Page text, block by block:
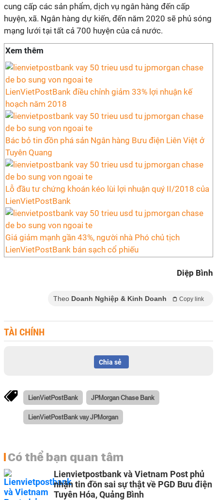
cung cấp các sản phẩm, dịch vụ ngân hàng đến cấp
huyện, xã. Ngân hàng dự kiến, đến năm 2020 sẽ phủ sóng
mạng lưới tại tất cả 700 huyện của cả nước.
Xem thêm
LienVietPostBank điều chỉnh giảm 33% lợi nhuận kế
hoạch năm 2018
Bác bỏ tin đồn phá sản Ngân hàng Bưu điện Liên Việt ở
Tuyên Quang
Lỗ đầu tư chứng khoán kéo lùi lợi nhuận quý II/2018 của
LienVietPostBank
Giá giảm mạnh gần 43%, người nhà Phó chủ tịch
LienVietPostBank bán sạch cổ phiếu
Diệp Bình
Theo Doanh Nghiệp & Kinh Doanh Copy link
TÀI CHÍNH
Chia sẻ
LienVietPostBank JPMorgan Chase Bank
LienVietPostBank vay JPMorgan
Có thể bạn quan tâm
Lienvietpostbank và Vietnam Post phủ
nhận tin đồn sai sự thật về PGD Bưu điện
Tuyên Hóa, Quảng Bình